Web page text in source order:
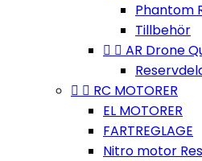
Phantom
Tillbehör
  AR Drone
  RC MOTORER
EL MOTORER
FARTREGLAGE
Nitro motor